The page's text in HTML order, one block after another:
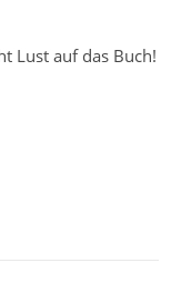
Lust auf das Buch!